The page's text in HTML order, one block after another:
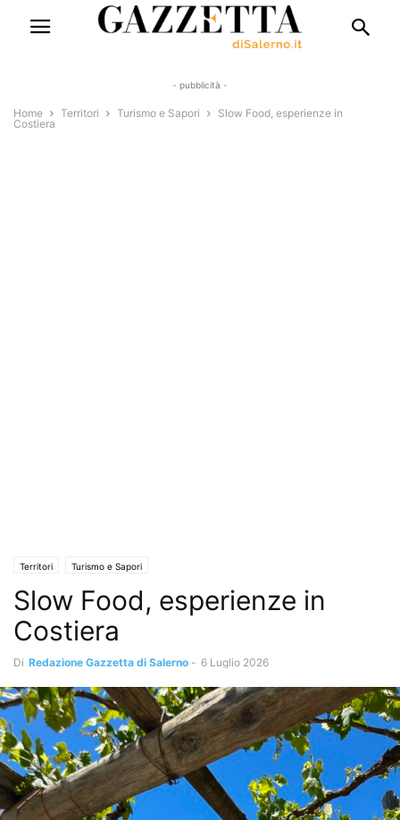
- pubblicità -
Home Territori Turismo e Sapori
Slow Food, esperienze in
Costiera
Territori Turismo e Sapori
Slow Food, esperienze in
Costiera
Di Redazione Gazzetta di Salerno - 6 Luglio 2026